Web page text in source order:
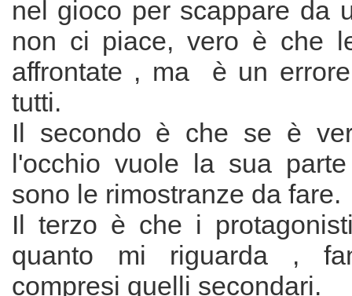
nel gioco per scappare da
non ci piace, vero è che
affrontate , ma è un
tutti.
Il secondo è che se è
l'occhio vuole la sua
sono le rimostranze da fare.
Il terzo è che i
quanto mi riguarda ,
compresi quelli secondari.